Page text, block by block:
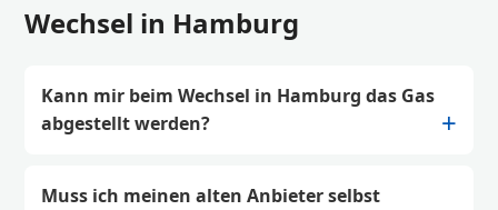
Wechsel in Hamburg
Kann mir beim Wechsel in Hamburg das Gas
abgestellt werden?
Muss ich meinen alten Anbieter selbst